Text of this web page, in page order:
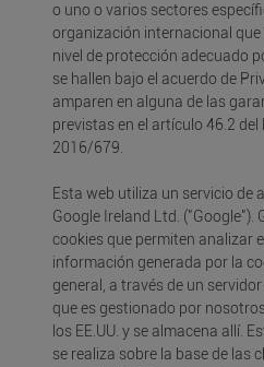
o uno o varios sectores
organización internacional
nivel de protección adecuado
se hallen bajo el acuerdo de
amparen en alguna de las
previstas en el artículo 46.2 del
2016/679.
Esta web utiliza un servicio de
Google Ireland Ltd. ("Google").
cookies que permiten analizar
información generada por la
general, a través de un
que es gestionado por
los EE.UU. y se almacena allí.
se realiza sobre la base de las